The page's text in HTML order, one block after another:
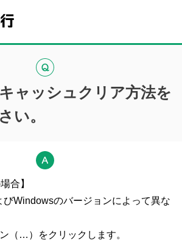
ャッシュクリア方法を
い。
合】
びWindowsのバージョンによって異な
（…）をクリックします。